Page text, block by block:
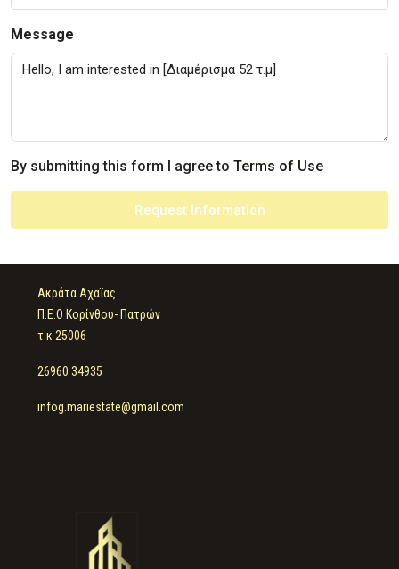
Message
By submitting this form I agree to Terms of Use
Request Information
Ακράτα Αχαΐας
Π.Ε.Ο Κορίνθου- Πατρών
τ.κ 25006
26960 34935
infog.mariestate@gmail.com